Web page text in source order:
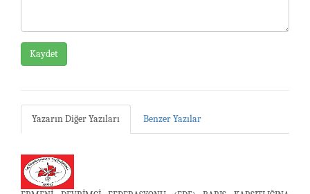
Kaydet
Yazarın Diğer Yazıları Benzer Yazılar